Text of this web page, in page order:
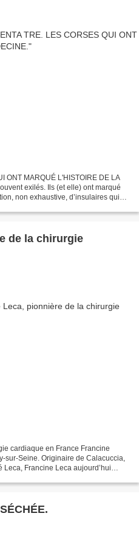
ONT MARQUÉ L'HISTOIRE DE LA
exilés. Ils (et elle) ont marqué
non exhaustive, d’insulaires qui
de la chirurgie
cardiaque en France Francine
sur-Seine. Originaire de Calacuccia,
Francine Leca aujourd’hui